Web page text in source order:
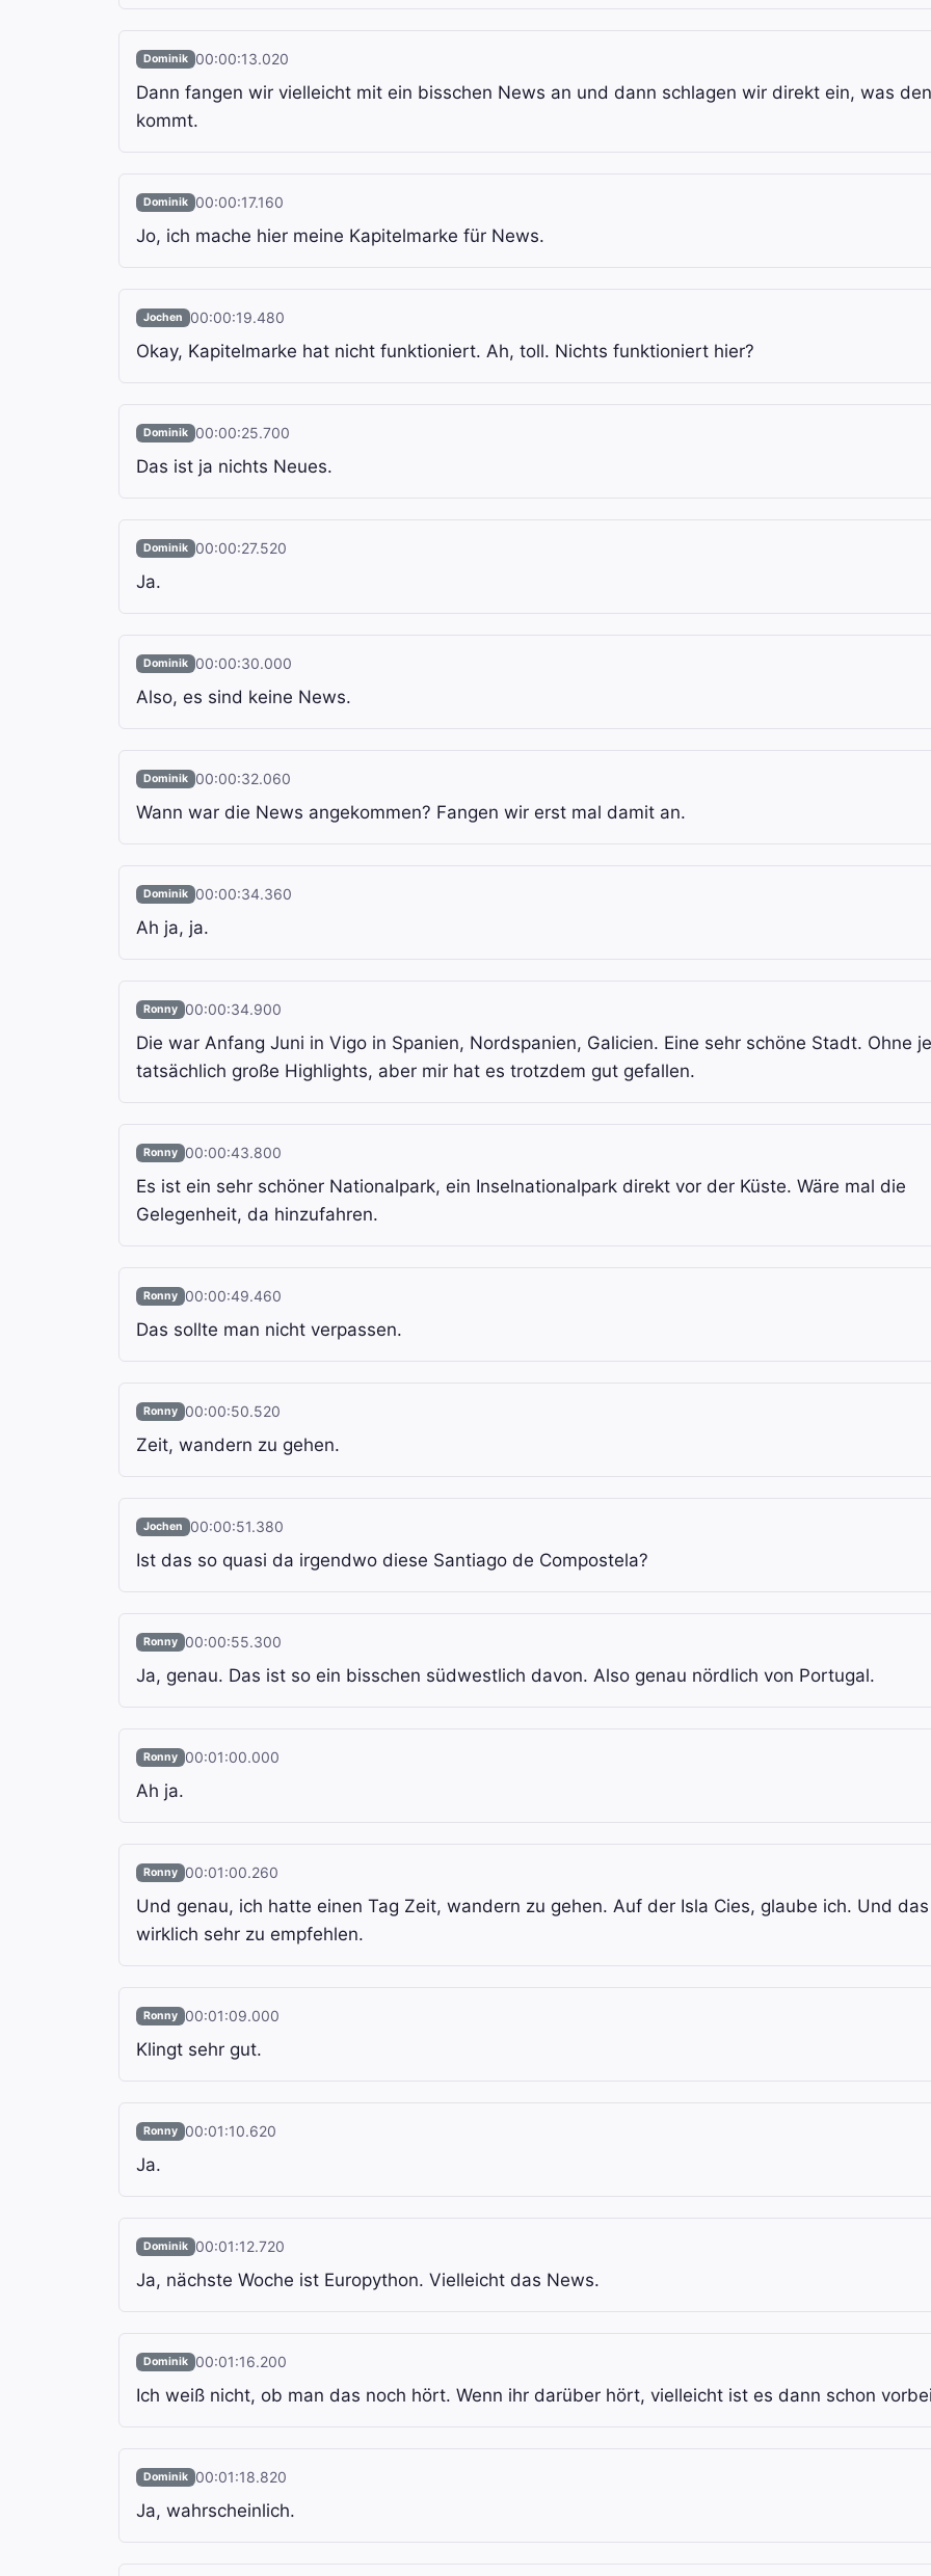
Dominik 00:00:13.020
Dann fangen wir vielleicht mit ein bisschen News an und dann schlagen wir direkt ein, was
kommt.
Dominik 00:00:17.160
Jo, ich mache hier meine Kapitelmarke für News.
Jochen 00:00:19.480
Okay, Kapitelmarke hat nicht funktioniert. Ah, toll. Nichts funktioniert hier?
Dominik 00:00:25.700
Das ist ja nichts Neues.
Dominik 00:00:27.520
Ja.
Dominik 00:00:30.000
Also, es sind keine News.
Dominik 00:00:32.060
Wann war die News angekommen? Fangen wir erst mal damit an.
Dominik 00:00:34.360
Ah ja, ja.
Ronny 00:00:34.900
Die war Anfang Juni in Vigo in Spanien, Nordspanien, Galicien. Eine sehr schöne Stadt. Ohne
tatsächlich große Highlights, aber mir hat es trotzdem gut gefallen.
Ronny 00:00:43.800
Es ist ein sehr schöner Nationalpark, ein Inselnationalpark direkt vor der Küste. Wäre mal die
Gelegenheit, da hinzufahren.
Ronny 00:00:49.460
Das sollte man nicht verpassen.
Ronny 00:00:50.520
Zeit, wandern zu gehen.
Jochen 00:00:51.380
Ist das so quasi da irgendwo diese Santiago de Compostela?
Ronny 00:00:55.300
Ja, genau. Das ist so ein bisschen südwestlich davon. Also genau nördlich von Portugal.
Ronny 00:01:00.000
Ah ja.
Ronny 00:01:00.260
Und genau, ich hatte einen Tag Zeit, wandern zu gehen. Auf der Isla Cies, glaube ich. Und
wirklich sehr zu empfehlen.
Ronny 00:01:09.000
Klingt sehr gut.
Ronny 00:01:10.620
Ja.
Dominik 00:01:12.720
Ja, nächste Woche ist Europython. Vielleicht das News.
Dominik 00:01:16.200
Ich weiß nicht, ob man das noch hört. Wenn ihr darüber hört, vielleicht ist es dann schon
Dominik 00:01:18.820
Ja, wahrscheinlich.